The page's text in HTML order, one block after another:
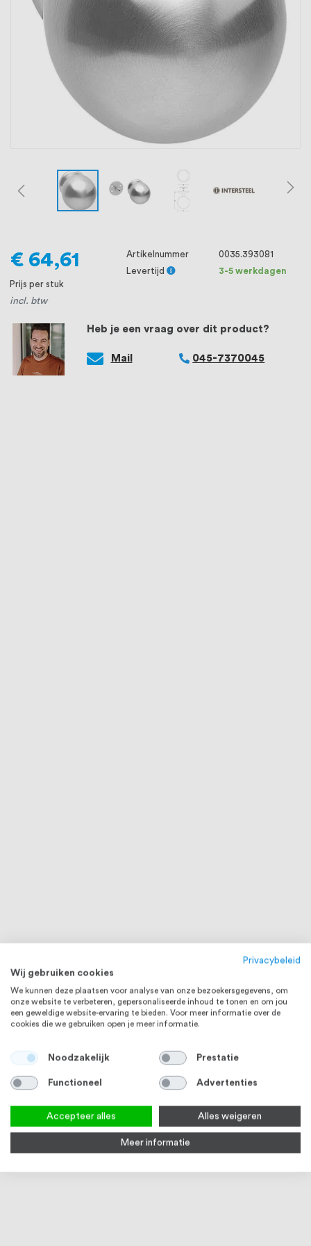
ons voorop, want we geloven dat een
goede relatie met onze klanten het
verschil maakt.
Heb je een vraag over dit product?
Mail 045-7370045
€ 64,61
Prijs per stuk
incl. btw
Artikelnummer
0035.393081
Levertijd
3-5 werkdagen
Privacybeleid
Wij gebruiken cookies
We kunnen deze plaatsen voor analyse van onze bezoekersgegevens, om
onze website te verbeteren, gepersonaliseerde inhoud te tonen en om jou
een geweldige website-ervaring te bieden. Voor meer informatie over de
cookies die we gebruiken open je meer informatie.
Noodzakelijk Prestatie
Functioneel Advertenties
Accepteer alles Alles weigeren
Meer informatie